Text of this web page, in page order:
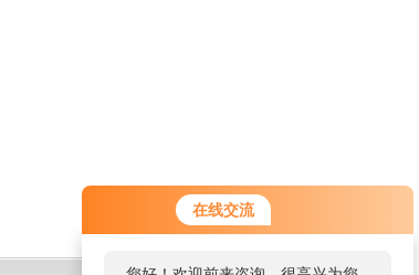
在线交流